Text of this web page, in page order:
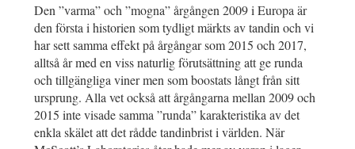
Den ”varma” och ”mogna” årgången 2009 i Europa är
den första i historien som tydligt märkts av tandin och vi
har sett samma effekt på årgångar som 2015 och 2017,
alltså år med en viss naturlig förutsättning att ge runda
och tillgängliga viner men som boostats långt från sitt
ursprung. Alla vet också att årgångarna mellan 2009 och
2015 inte visade samma ”runda” karakteristika av det
enkla skälet att det rådde tandinbrist i världen. När